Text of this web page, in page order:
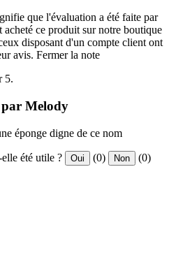
que l'évaluation a été faite par
acheté ce produit sur notre boutique
disposant d'un compte client ont
avis. Fermer la note
5.
Melody
éponge digne de ce nom
été utile ? Oui (0) Non (0)